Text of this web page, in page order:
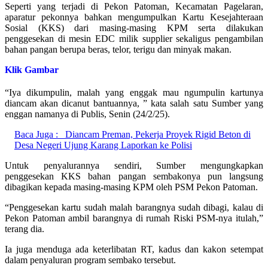
Seperti yang terjadi di Pekon Patoman, Kecamatan Pagelaran,
aparatur pekonnya bahkan mengumpulkan Kartu Kesejahteraan
Sosial (KKS) dari masing-masing KPM serta dilakukan
penggesekan di mesin EDC milik supplier sekaligus pengambilan
bahan pangan berupa beras, telor, terigu dan minyak makan.
Klik Gambar
“Iya dikumpulin, malah yang enggak mau ngumpulin kartunya
diancam akan dicanut bantuannya, ” kata salah satu Sumber yang
enggan namanya di Publis, Senin (24/2/25).
Baca Juga :
Diancam Preman, Pekerja Proyek Rigid Beton di
Desa Negeri Ujung Karang Laporkan ke Polisi
Untuk penyalurannya sendiri, Sumber mengungkapkan
penggesekan KKS bahan pangan sembakonya pun langsung
dibagikan kepada masing-masing KPM oleh PSM Pekon Patoman.
“Penggesekan kartu sudah malah barangnya sudah dibagi, kalau di
Pekon Patoman ambil barangnya di rumah Riski PSM-nya itulah,”
terang dia.
Ia juga menduga ada keterlibatan RT, kadus dan kakon setempat
dalam penyaluran program sembako tersebut.